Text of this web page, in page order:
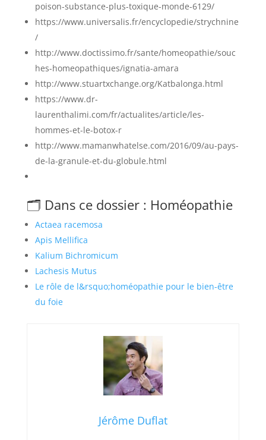
poison-substance-plus-toxique-monde-6129/
https://www.universalis.fr/encyclopedie/strychnine
/
http://www.doctissimo.fr/sante/homeopathie/souc
hes-homeopathiques/ignatia-amara
http://www.stuartxchange.org/Katbalonga.html
https://www.dr-
laurenthalimi.com/fr/actualites/article/les-
hommes-et-le-botox-r
http://www.mamanwhatelse.com/2016/09/au-pays-
de-la-granule-et-du-globule.html
🗂️ Dans ce dossier : Homéopathie
Actaea racemosa
Apis Mellifica
Kalium Bichromicum
Lachesis Mutus
Le rôle de l&rsquo;homéopathie pour le bien-être
du foie
Jérôme Duflat